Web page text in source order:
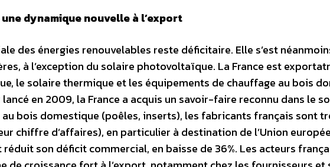
dynamique nouvelle à l’export
des énergies renouvelables reste déficitaire. Elle s’est
à l’exception du solaire photovoltaïque. La France est
le solaire thermique et les équipements de chauffage au bois
lancé en 2009, la France a acquis un savoir-faire reconnu dans le
bois domestique (poêles, inserts), les fabricants français sont
chiffre d’affaires), en particulier à destination de l’Union
réduit son déficit commercial, en baisse de 36%. Les acteurs